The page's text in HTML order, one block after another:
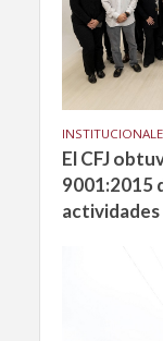
El CFJ
9001:2015
actividades